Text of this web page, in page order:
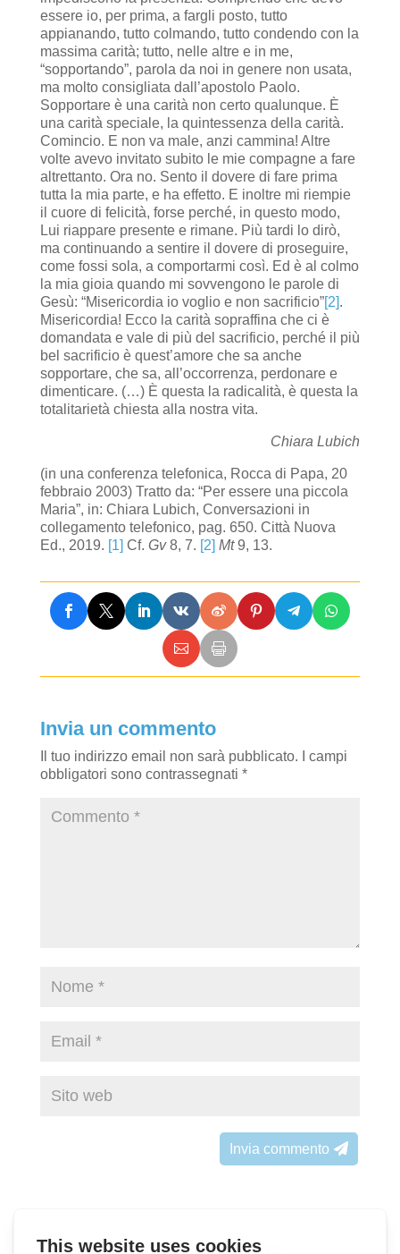
essere io, per prima, a fargli posto, tutto
appianando, tutto colmando, tutto condendo con la
massima carità; tutto, nelle altre e in me,
“sopportando”, parola da noi in genere non usata,
ma molto consigliata dall’apostolo Paolo.
Sopportare è una carità non certo qualunque. È
una carità speciale, la quintessenza della carità.
Comincio. E non va male, anzi cammina! Altre
volte avevo invitato subito le mie compagne a fare
altrettanto. Ora no. Sento il dovere di fare prima
tutta la mia parte, e ha effetto. E inoltre mi riempie
il cuore di felicità, forse perché, in questo modo,
Lui riappare presente e rimane. Più tardi lo dirò,
ma continuando a sentire il dovere di proseguire,
come fossi sola, a comportarmi così. Ed è al colmo
la mia gioia quando mi sovvengono le parole di
Gesù: “Misericordia io voglio e non sacrificio”[2].
Misericordia! Ecco la carità sopraffina che ci è
domandata e vale di più del sacrificio, perché il più
bel sacrificio è quest’amore che sa anche
sopportare, che sa, all’occorrenza, perdonare e
dimenticare. (…) È questa la radicalità, è questa la
totalitarietà chiesta alla nostra vita.
Chiara Lubich
(in una conferenza telefonica, Rocca di Papa, 20
febbraio 2003) Tratto da: “Per essere una piccola
Maria”, in: Chiara Lubich, Conversazioni in
collegamento telefonico, pag. 650. Città Nuova
Ed., 2019. [1] Cf. Gv8, 7. [2] Mt9, 13.
Invia un commento
Il tuo indirizzo email non sarà pubblicato.
I campi
obbligatori sono contrassegnati *
Invia commento
Iscriviti alla Newsletter